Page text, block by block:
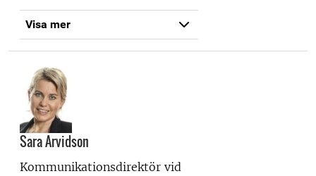
Visa mer
Sara Arvidson
Kommunikationsdirektör vid